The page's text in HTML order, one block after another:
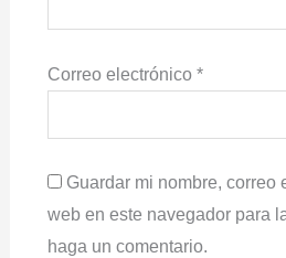
Correo electrónico *
Guardar mi nombre, correo
web en este navegador para
haga un comentario.